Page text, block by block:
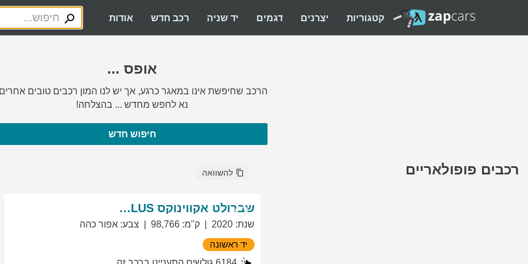
קטגוריות יצרנים דגמים יד שניה רכב חדש אודות
אופס ...
הרכב שחיפשת אינו במאגר כרגע, אך יש לנו המון רכבים טובים
נא לחפש מחדש ... בהצלחה!
חיפוש חדש
רכבים פופולאריים להשוואה
שברולט אקווינוקס LT PLUS
שנת:
2020 ק"מ:
98,766 צבע: אפור כהה
יד ראשונה